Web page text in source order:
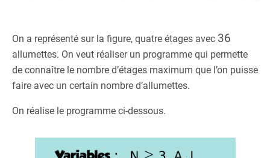
On a représenté sur la figure, quatre étages avec 36
allumettes. On veut réaliser un programme qui permette
de connaître le nombre d’étages maximum que l’on puisse
faire avec un certain nombre d’allumettes.
On réalise le programme ci-dessous.